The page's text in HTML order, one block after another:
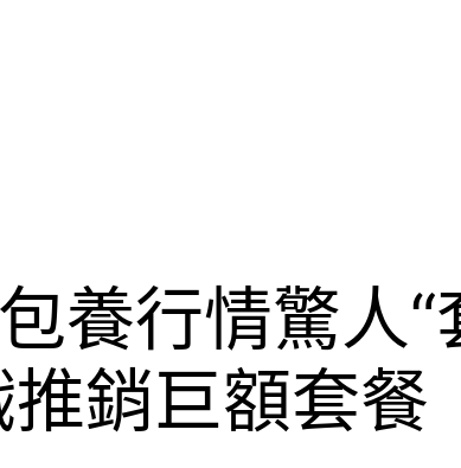
養行情驚人“
銷巨額套餐